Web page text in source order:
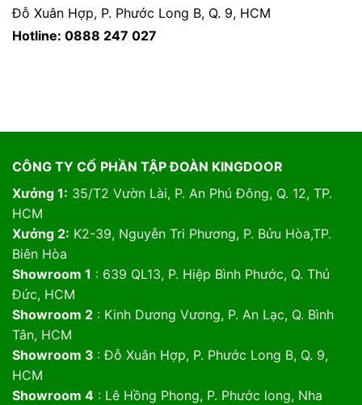
Đỗ Xuân Hợp, P. Phước Long B, Q. 9, HCM
Hotline: 0888 247 027
CÔNG TY CỔ PHẦN TẬP ĐOÀN KINGDOOR
Xưởng 1: 35/T2 Vườn Lài, P. An Phú Đông, Q. 12, TP.
HCM
Xưởng 2: K2-39, Nguyễn Tri Phương, P. Bửu Hòa,TP.
Biên Hòa
Showroom 1 : 639 QL13, P. Hiệp Bình Phước, Q. Thủ
Đức, HCM
Showroom 2: Kinh Dương Vương, P. An Lạc, Q. Bình
Tân, HCM
Showroom 3 : Đỗ Xuân Hợp, P. Phước Long B, Q. 9,
HCM
Showroom 4: Lê Hồng Phong, P. Phước long, Nha